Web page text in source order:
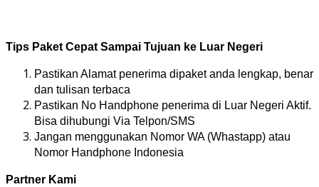
Tips Paket Cepat Sampai Tujuan ke Luar Negeri
Pastikan Alamat penerima dipaket anda lengkap, benar
dan tulisan terbaca
Pastikan No Handphone penerima di Luar Negeri Aktif.
Bisa dihubungi Via Telpon/SMS
Jangan menggunakan Nomor WA (Whastapp) atau
Nomor Handphone Indonesia
Partner Kami